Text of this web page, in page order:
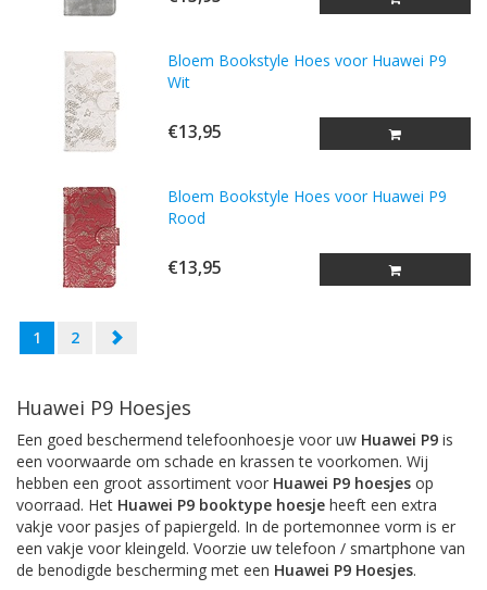
Bloem Bookstyle Hoes voor Huawei P9
Wit
€13,95
Bloem Bookstyle Hoes voor Huawei P9
Rood
€13,95
1 2
Huawei P9 Hoesjes
Een goed beschermend telefoonhoesje voor uw Huawei P9 is
een voorwaarde om schade en krassen te voorkomen. Wij
hebben een groot assortiment voor Huawei P9 hoesjes op
voorraad. Het Huawei P9 booktype hoesje heeft een extra
vakje voor pasjes of papiergeld. In de portemonnee vorm is er
een vakje voor kleingeld. Voorzie uw telefoon / smartphone van
de benodigde bescherming met een Huawei P9 Hoesjes.